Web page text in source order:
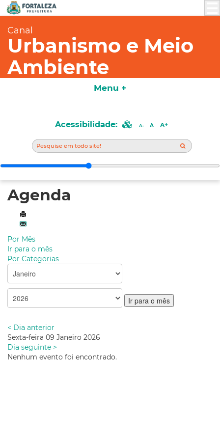
Canal
Urbanismo e Meio
Ambiente
Acessibilidade: A
Agenda
Por Mês
Ir para o mês
Por Categorias
Ir para o mês
< Dia anterior
Sexta-feira 09 Janeiro 2026
Dia seguinte >
Nenhum evento foi encontrado.